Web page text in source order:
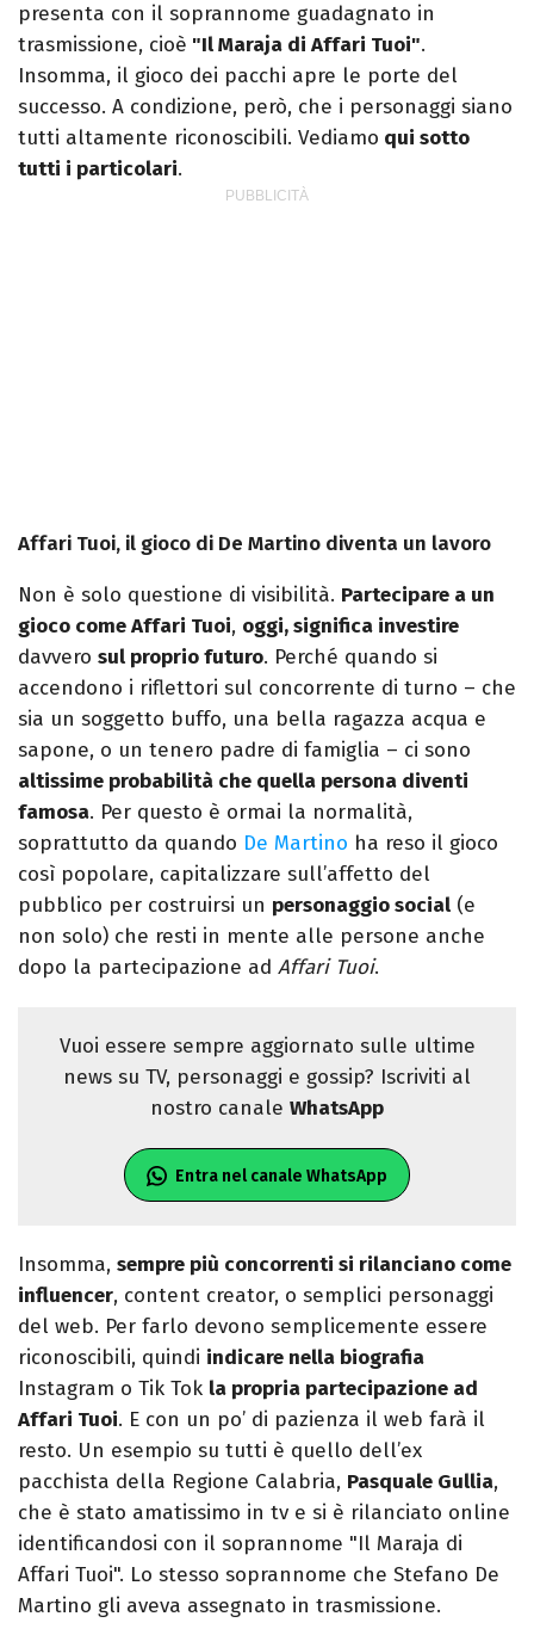
presenta con il soprannome guadagnato in
trasmissione, cioè "Il Maraja di Affari Tuoi".
Insomma, il gioco dei pacchi apre le porte del
successo. A condizione, però, che i personaggi siano
tutti altamente riconoscibili. Vediamo qui sotto
tutti i particolari.
Affari Tuoi, il gioco di De Martino diventa un lavoro
Non è solo questione di visibilità. Partecipare a un
gioco come Affari Tuoi, oggi, significa investire
davvero sul proprio futuro. Perché quando si
accendono i riflettori sul concorrente di turno – che
sia un soggetto buffo, una bella ragazza acqua e
sapone, o un tenero padre di famiglia – ci sono
altissime probabilità che quella persona diventi
famosa. Per questo è ormai la normalità,
soprattutto da quando De Martino ha reso il gioco
così popolare, capitalizzare sull’affetto del
pubblico per costruirsi un personaggio social (e
non solo) che resti in mente alle persone anche
dopo la partecipazione ad Affari Tuoi.
Vuoi essere sempre aggiornato sulle ultime
news su TV, personaggi e gossip? Iscriviti al
nostro canale WhatsApp
Entra nel canale WhatsApp
Insomma, sempre più concorrenti si rilanciano come
influencer, content creator, o semplici personaggi
del web. Per farlo devono semplicemente essere
riconoscibili, quindi indicare nella biografia
Instagram o Tik Tok la propria partecipazione ad
Affari Tuoi. E con un po’ di pazienza il web farà il
resto. Un esempio su tutti è quello dell’ex
pacchista della Regione Calabria, Pasquale Gullia,
che è stato amatissimo in tv e si è rilanciato online
identificandosi con il soprannome "Il Maraja di
Affari Tuoi". Lo stesso soprannome che Stefano De
Martino gli aveva assegnato in trasmissione.